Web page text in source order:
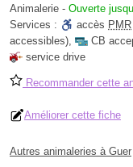
Animalerie - Ouverte
Services :
accès PMR
accessibles), CB
service drive
Recommander cette
Améliorer cette fiche
Autres animaleries à Guer